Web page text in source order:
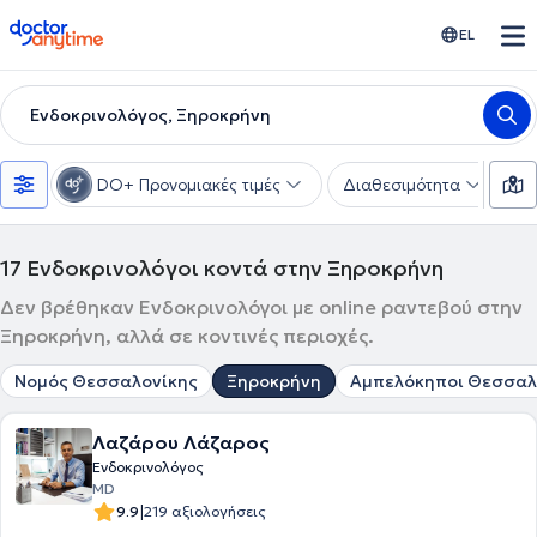
doctoranytime EL
Ενδοκρινολόγος, Ξηροκρήνη
DO+ Προνομιακές τιμές Διαθεσιμότητα
17 Ενδοκρινολόγοι κοντά στην Ξηροκρήνη
Δεν βρέθηκαν Ενδοκρινολόγοι με online ραντεβού στην
Ξηροκρήνη, αλλά σε κοντινές περιοχές.
Νομός Θεσσαλονίκης Ξηροκρήνη Αμπελόκηποι
Λαζάρου Λάζαρος
Ενδοκρινολόγος
MD
9.9|219 αξιολογήσεις